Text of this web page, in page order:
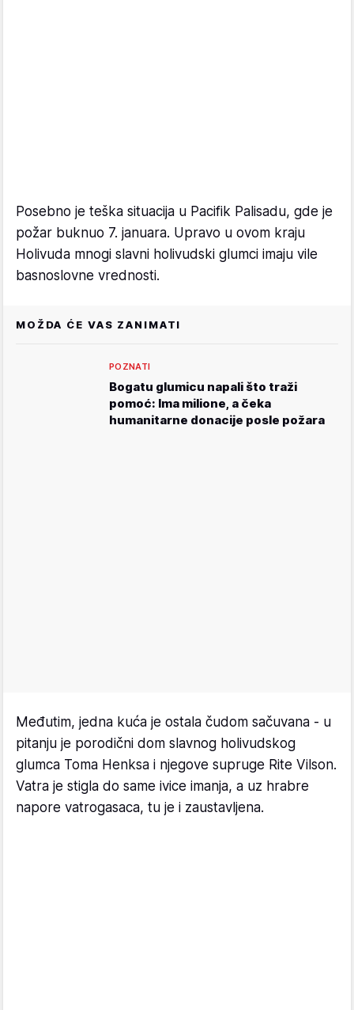
Posebno je teška situacija u Pacifik Palisadu, gde je
požar buknuo 7. januara. Upravo u ovom kraju
Holivuda mnogi slavni holivudski glumci imaju vile
basnoslovne vrednosti.
MOŽDA ĆE VAS ZANIMATI
POZNATI
Bogatu glumicu napali što traži
pomoć: Ima milione, a čeka
humanitarne donacije posle požara
Međutim, jedna kuća je ostala čudom sačuvana - u
pitanju je porodični dom slavnog holivudskog
glumca Toma Henksa i njegove supruge Rite Vilson.
Vatra je stigla do same ivice imanja, a uz hrabre
napore vatrogasaca, tu je i zaustavljena.